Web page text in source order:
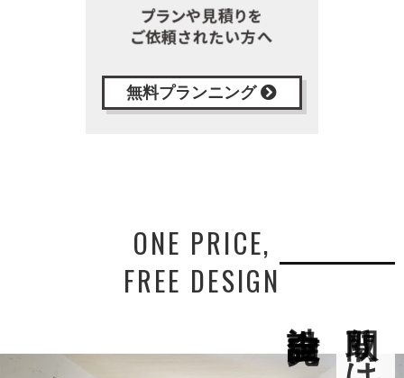
無料プランニング
ONE PRICE,
FREE DESIGN
間取りは